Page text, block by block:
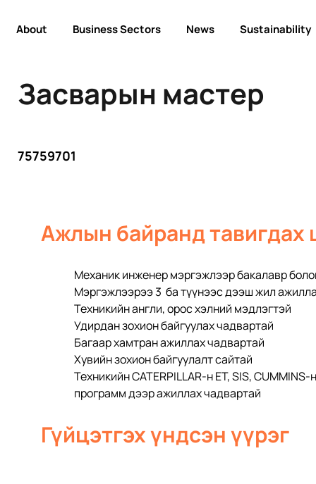
About Business Sectors News Sustainability
Засварын мастер
75759701
Ажлын байранд тавигдах
Механик инженер мэргэжлээр бакалавр
Мэргэжлээрээ 3  ба түүнээс дээш жил
Техникийн англи, орос хэлний мэдлэгтэй
Удирдан зохион байгуулах чадвартай
Багаар хамтран ажиллах чадвартай
Хувийн зохион байгуулалт сайтай
Техникийн CATERPILLAR-н ЕT, SIS,
программ дээр ажиллах чадвартай
Гүйцэтгэх үндсэн үүрэг